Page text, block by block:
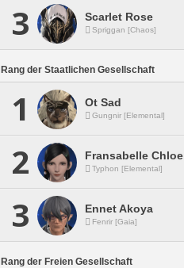
3 Scarlet Rose
Spriggan [Chaos]
Rang der Staatlichen Gesellschaft
1 Ot Sad
Gungnir [Elemental]
2 Fransabelle Chloe
Typhon [Elemental]
3 Ennet Akoya
Fenrir [Gaia]
Rang der Freien Gesellschaft